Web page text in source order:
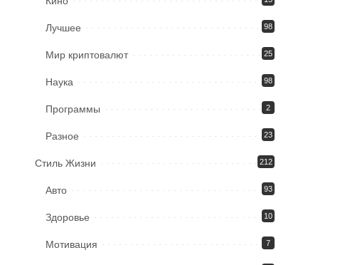
Лучшее 98
Мир криптовалют 25
Наука 98
Программы 2
Разное 23
Стиль Жизни 212
Авто 93
Здоровье 10
Мотивация 7